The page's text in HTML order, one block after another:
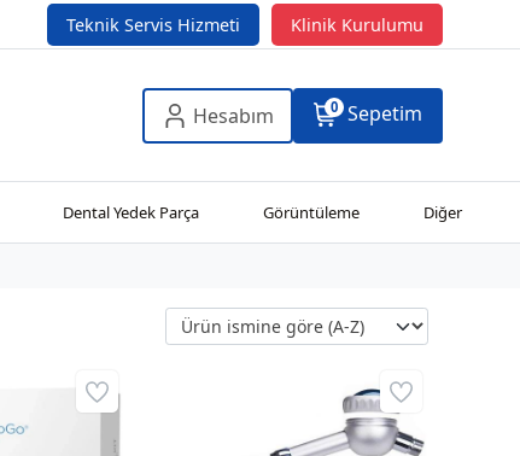
Teknik Servis Hizmeti Klinik Kurulumu
Hesabım 0 Sepetim
Dental Yedek Parça Görüntüleme Diğer